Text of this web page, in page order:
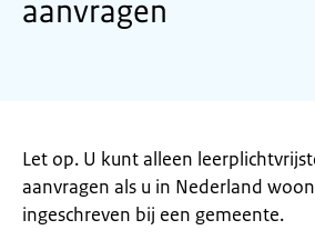
aanvragen
Let op. U kunt alleen
aanvragen als u in Nederland
ingeschreven bij een gemeente.